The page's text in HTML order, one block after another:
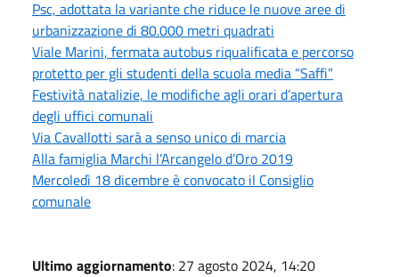
Psc, adottata la variante che riduce le nuove aree di
urbanizzazione di 80.000 metri quadrati
Viale Marini, fermata autobus riqualificata e percorso
protetto per gli studenti della scuola media “Saffi”
Festività natalizie, le modifiche agli orari d’apertura
degli uffici comunali
Via Cavallotti sarà a senso unico di marcia
Alla famiglia Marchi l’Arcangelo d’Oro 2019
Mercoledì 18 dicembre è convocato il Consiglio
comunale
Ultimo aggiornamento: 27 agosto 2024, 14:20